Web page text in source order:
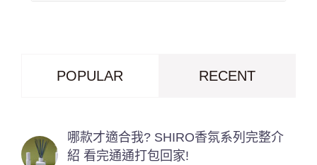
POPULAR RECENT
哪款才適合我? SHIRO香氛系列完整介
紹 看完通通打包回家!